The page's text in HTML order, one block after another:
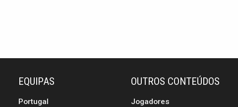
EQUIPAS
Portugal
OUTROS CONTEÚDOS
Jogadores